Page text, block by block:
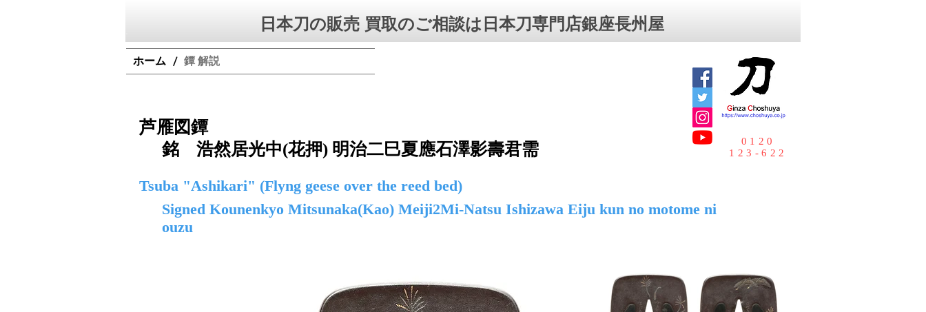
日本刀の販売 買取のご相談は日本刀専門店銀座⻑州屋
ホーム / 鐔 解説
芦雁図鐔
銘 浩然居光中(花押) 明治二巳夏應石澤影壽君需
0120
123-622
Tsuba "Ashikari" (Flyng geese over the reed bed)
Signed Kounenkyo Mitsunaka(Kao) Meiji2Mi-Natsu Ishizawa Eiju kun no motome ni
ouzu